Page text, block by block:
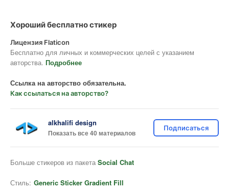
Хороший бесплатно стикер
Лицензия Flaticon
Бесплатно для личных и коммерческих целей с указанием
авторства. Подробнее
Ссылка на авторство обязательна.
Как ссылаться на авторство?
alkhalifi design
Показать все 40 материалов
Подписаться
Больше стикеров из пакета Social Chat
Стиль: Generic Sticker Gradient Fill